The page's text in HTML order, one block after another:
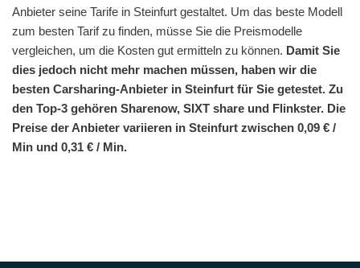
Anbieter seine Tarife in Steinfurt gestaltet. Um das beste Modell
zum besten Tarif zu finden, müsse Sie die Preismodelle
vergleichen, um die Kosten gut ermitteln zu können. Damit Sie
dies jedoch nicht mehr machen müssen, haben wir die
besten Carsharing-Anbieter in Steinfurt für Sie getestet. Zu
den Top-3 gehören Sharenow, SIXT share und Flinkster. Die
Preise der Anbieter variieren in Steinfurt zwischen 0,09 € /
Min und 0,31 € / Min.